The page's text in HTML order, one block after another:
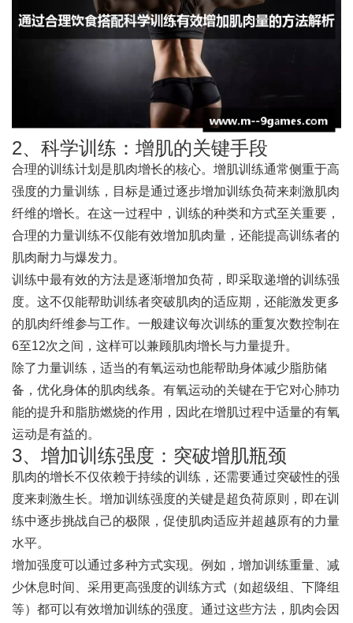
2、科学训练：增肌的关键手段
合理的训练计划是肌肉增长的核心。增肌训练通常侧重于高
强度的力量训练，目标是通过逐步增加训练负荷来刺激肌肉
纤维的增长。在这一过程中，训练的种类和方式至关重要，
合理的力量训练不仅能有效增加肌肉量，还能提高训练者的
肌肉耐力与爆发力。
训练中最有效的方法是逐渐增加负荷，即采取递增的训练强
度。这不仅能帮助训练者突破肌肉的适应期，还能激发更多
的肌肉纤维参与工作。一般建议每次训练的重复次数控制在
6至12次之间，这样可以兼顾肌肉增长与力量提升。
除了力量训练，适当的有氧运动也能帮助身体减少脂肪储
备，优化身体的肌肉线条。有氧运动的关键在于它对心肺功
能的提升和脂肪燃烧的作用，因此在增肌过程中适量的有氧
运动是有益的。
3、增加训练强度：突破增肌瓶颈
肌肉的增长不仅依赖于持续的训练，还需要通过突破性的强
度来刺激生长。增加训练强度的关键是超负荷原则，即在训
练中逐步挑战自己的极限，促使肌肉适应并超越原有的力量
水平。
增加强度可以通过多种方式实现。例如，增加训练重量、减
少休息时间、采用更高强度的训练方式（如超级组、下降组
等）都可以有效增加训练的强度。通过这些方法，肌肉会因